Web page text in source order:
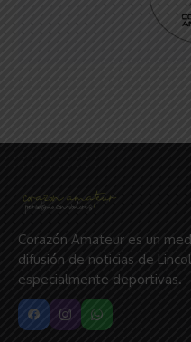
Corazón Amateur es un
difusión de noticias de
especialmente deportivas.